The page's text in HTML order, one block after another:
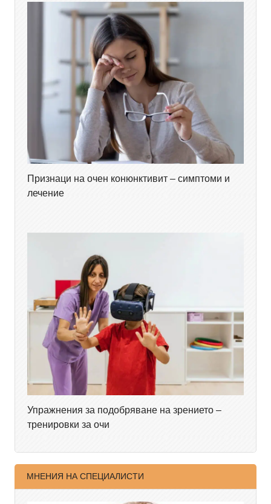
Признаци на очен конюнктивит – симптоми и
лечение
Упражнения за подобряване на зрението –
тренировки за очи
МНЕНИЯ НА СПЕЦИАЛИСТИ